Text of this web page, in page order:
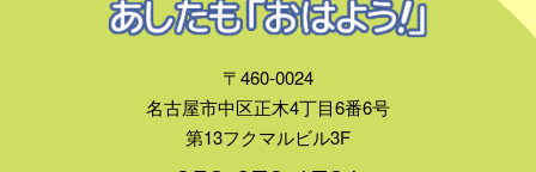
〒460-0024
名古屋市中区正木4丁目6番6号
第13フクマルビル3F